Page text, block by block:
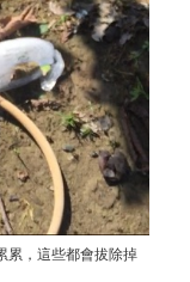
累，這些都會拔除掉